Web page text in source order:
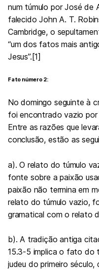
num túmulo por José de
falecido John A. T.
Cambridge, o
“um dos fatos mais
Jesus”.[1]
Fato número 2:
No domingo seguinte à
foi encontrado vazio por
Entre as razões que
conclusão, estão as
a). O relato do túmulo
fonte sobre a paixão
paixão não termina em
relato do túmulo vazio,
gramatical com o relato
b). A tradição antiga
15.3-5 implica o fato do
judeu do primeiro